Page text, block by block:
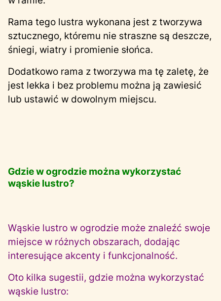
Rama tego lustra wykonana jest z tworzywa
sztucznego, któremu nie straszne są deszcze,
śniegi, wiatry i promienie słońca.
Dodatkowo rama z tworzywa ma tę zaletę, że
jest lekka i bez problemu można ją zawiesić
lub ustawić w dowolnym miejscu.
Gdzie w ogrodzie można wykorzystać
wąskie lustro?
Wąskie lustro w ogrodzie może znaleźć swoje
miejsce w różnych obszarach, dodając
interesujące akcenty i funkcjonalność.
Oto kilka sugestii, gdzie można wykorzystać
wąskie lustro: